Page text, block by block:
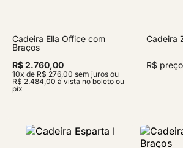
Cadeira Ella Office com
Braços
R$ 2.760,00
10x de R$ 276,00 sem juros ou
R$ 2.484,00 à vista no boleto ou
pix
Cadeira
R$ preço